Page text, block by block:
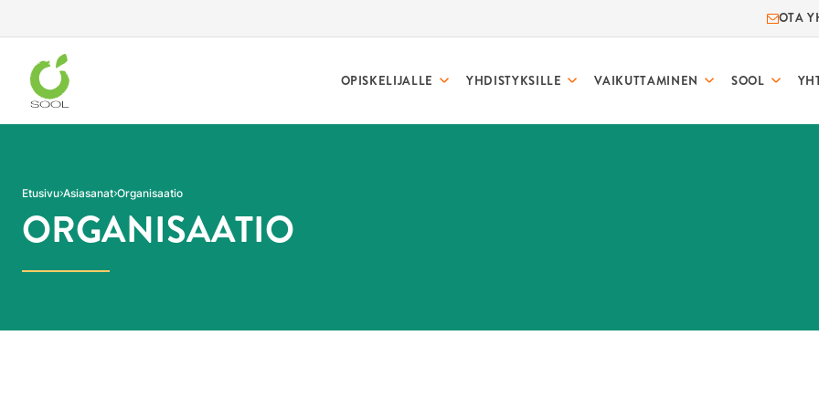
OTA
OPISKELIJALLE YHDISTYKSILLE VAIKUTTAMINEN SOOL
Etusivu Asiasanat Organisaatio
ORGANISAATIO